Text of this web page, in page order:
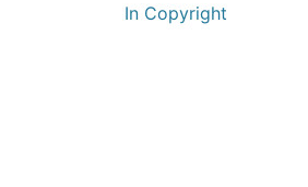
In Copyright